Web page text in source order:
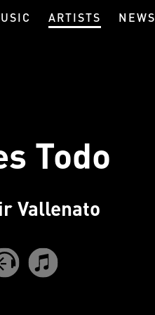
ARTISTS NEWS
Todo
Vallenato